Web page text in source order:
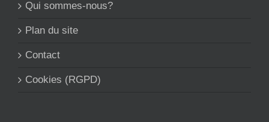
Qui sommes-nous?
Plan du site
Contact
Cookies (RGPD)